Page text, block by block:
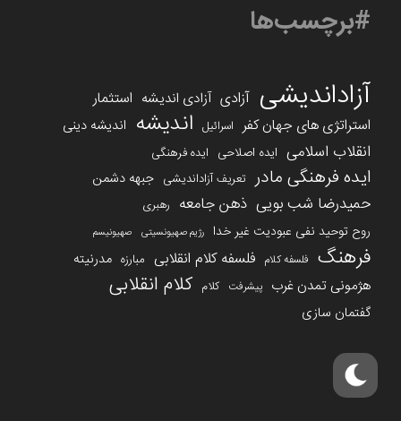
#برچسب‌ها
آزاداندیشی آزادی آزادی اندیشه استثمار
استراتژی های جهان کفر اسرائیل اندیشه اندیشه دینی
انقلاب اسلامی ایده اصلاحی ایده فرهنگی
ایده فرهنگی مادر تعریف آزاداندیشی جبهه دشمن
حمیدرضا شب بویی ذهن جامعه رهبری
روح توحید نفی عبودیت غیر خدا رژیم صهیونسیتی صهیونیسم
فرهنگ فلسفه کلام فلسفه کلام انقلابی مبارزه مدرنیته
هژمونی تمدن غرب پیشرفت کلام کلام انقلابی
گفتمان سازی